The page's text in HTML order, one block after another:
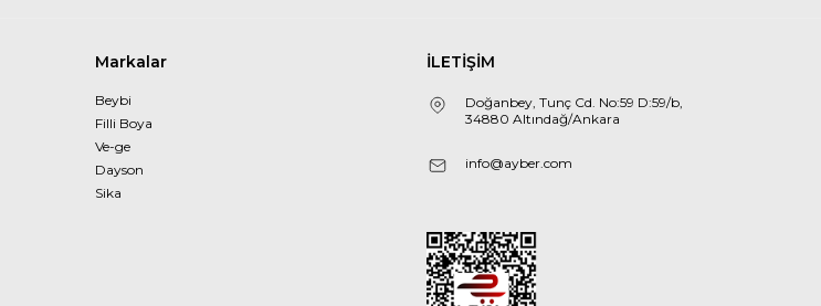
Markalar
Beybi
Filli Boya
Ve-ge
Dayson
Sika
İLETİŞİM
Doğanbey, Tunç Cd. No:59 D:59/b,
34880 Altındağ/Ankara
info@ayber.com